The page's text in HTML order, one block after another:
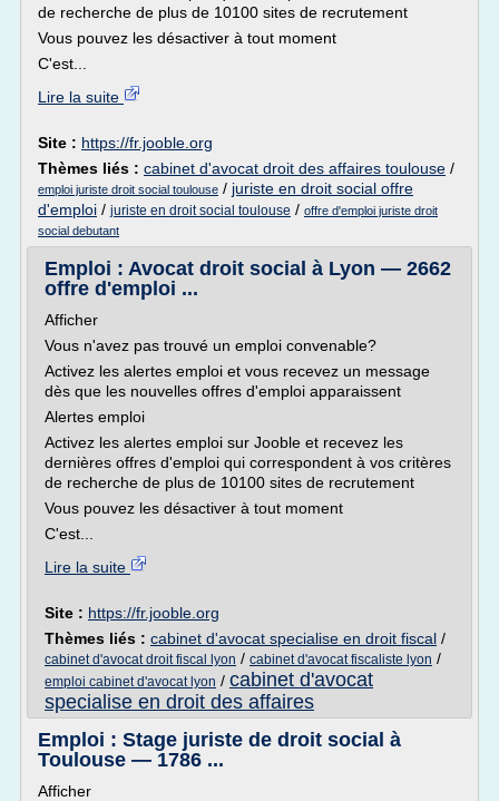
de recherche de plus de 10100 sites de recrutement
Vous pouvez les désactiver à tout moment
C'est...
Lire la suite
Site : https://fr.jooble.org
Thèmes liés : cabinet d'avocat droit des affaires toulouse /
emploi juriste droit social toulouse / juriste en droit social offre
d'emploi / juriste en droit social toulouse / offre d'emploi juriste droit
social debutant
Emploi : Avocat droit social à Lyon — 2662
offre d'emploi ...
Afficher
Vous n'avez pas trouvé un emploi convenable?
Activez les alertes emploi et vous recevez un message
dès que les nouvelles offres d'emploi apparaissent
Alertes emploi
Activez les alertes emploi sur Jooble et recevez les
dernières offres d'emploi qui correspondent à vos critères
de recherche de plus de 10100 sites de recrutement
Vous pouvez les désactiver à tout moment
C'est...
Lire la suite
Site : https://fr.jooble.org
Thèmes liés : cabinet d'avocat specialise en droit fiscal /
cabinet d'avocat droit fiscal lyon / cabinet d'avocat fiscaliste lyon /
emploi cabinet d'avocat lyon / cabinet d'avocat
specialise en droit des affaires
Emploi : Stage juriste de droit social à
Toulouse — 1786 ...
Afficher